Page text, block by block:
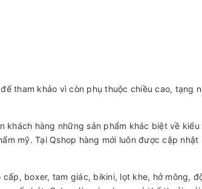
tham khảo vì còn phụ thuộc chiều cao, tạng
khách hàng những sản phẩm khác biệt về
mỹ. Tại Qshop hàng mới luôn được cập
boxer, tam giác, bikini, lọt khe, hở mông,